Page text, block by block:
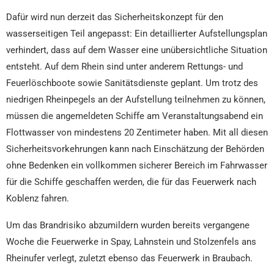
Dafür wird nun derzeit das Sicherheitskonzept für den
wasserseitigen Teil angepasst: Ein detaillierter Aufstellungsplan
verhindert, dass auf dem Wasser eine unübersichtliche Situation
entsteht. Auf dem Rhein sind unter anderem Rettungs- und
Feuerlöschboote sowie Sanitätsdienste geplant. Um trotz des
niedrigen Rheinpegels an der Aufstellung teilnehmen zu können,
müssen die angemeldeten Schiffe am Veranstaltungsabend ein
Flottwasser von mindestens 20 Zentimeter haben. Mit all diesen
Sicherheitsvorkehrungen kann nach Einschätzung der Behörden
ohne Bedenken ein vollkommen sicherer Bereich im Fahrwasser
für die Schiffe geschaffen werden, die für das Feuerwerk nach
Koblenz fahren.
Um das Brandrisiko abzumildern wurden bereits vergangene
Woche die Feuerwerke in Spay, Lahnstein und Stolzenfels ans
Rheinufer verlegt, zuletzt ebenso das Feuerwerk in Braubach.